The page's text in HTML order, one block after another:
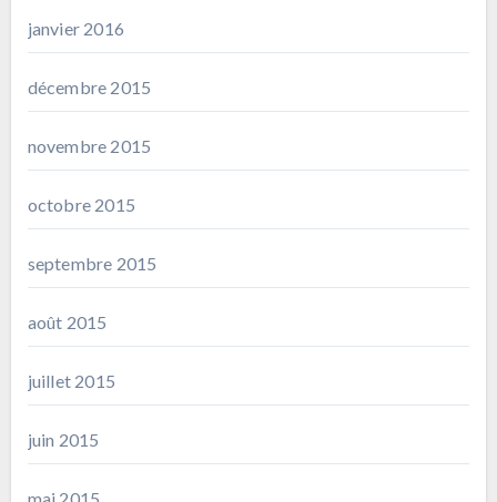
janvier 2016
décembre 2015
novembre 2015
octobre 2015
septembre 2015
août 2015
juillet 2015
juin 2015